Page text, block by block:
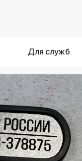
Для служб